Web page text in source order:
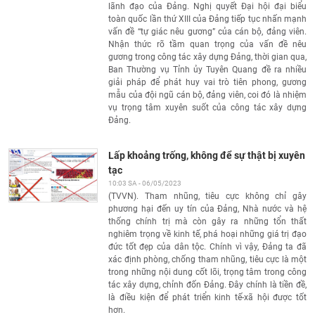
lãnh đạo của Đảng. Nghị quyết Đại hội đại biểu
toàn quốc lần thứ XIII của Đảng tiếp tục nhấn mạnh
vấn đề “tự giác nêu gương” của cán bộ, đảng viên.
Nhận thức rõ tầm quan trọng của vấn đề nêu
gương trong công tác xây dựng Đảng, thời gian qua,
Ban Thường vụ Tỉnh ủy Tuyên Quang đề ra nhiều
giải pháp để phát huy vai trò tiên phong, gương
mẫu của đội ngũ cán bộ, đảng viên, coi đó là nhiệm
vụ trọng tâm xuyên suốt của công tác xây dựng
Đảng.
Lấp khoảng trống, không để sự thật bị xuyên
tạc
10:03 SA - 06/05/2023
(TVVN). Tham nhũng, tiêu cực không chỉ gây
phương hại đến uy tín của Đảng, Nhà nước và hệ
thống chính trị mà còn gây ra những tổn thất
nghiêm trọng về kinh tế, phá hoại những giá trị đạo
đức tốt đẹp của dân tộc. Chính vì vậy, Đảng ta đã
xác định phòng, chống tham nhũng, tiêu cực là một
trong những nội dung cốt lõi, trọng tâm trong công
tác xây dựng, chỉnh đốn Đảng. Đây chính là tiền đề,
là điều kiện để phát triển kinh tế-xã hội được tốt
hơn.